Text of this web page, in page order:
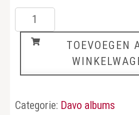
Bondsrepubliek
1
aantal
TOEVOEGEN
Categorie: Davo albums